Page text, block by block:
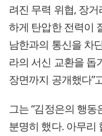
려진 무력 위협, 장
하게 탄압한 전력이
남한과의 통신을 차
라의 서신 교환을 돕
장면까지 공개했다”
그는 “김정은의 행
분명히 했다. 아무리